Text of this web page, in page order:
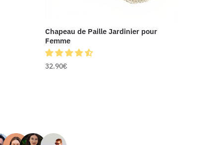
Chapeau de Paille Jardinier pour
Femme
32.90€